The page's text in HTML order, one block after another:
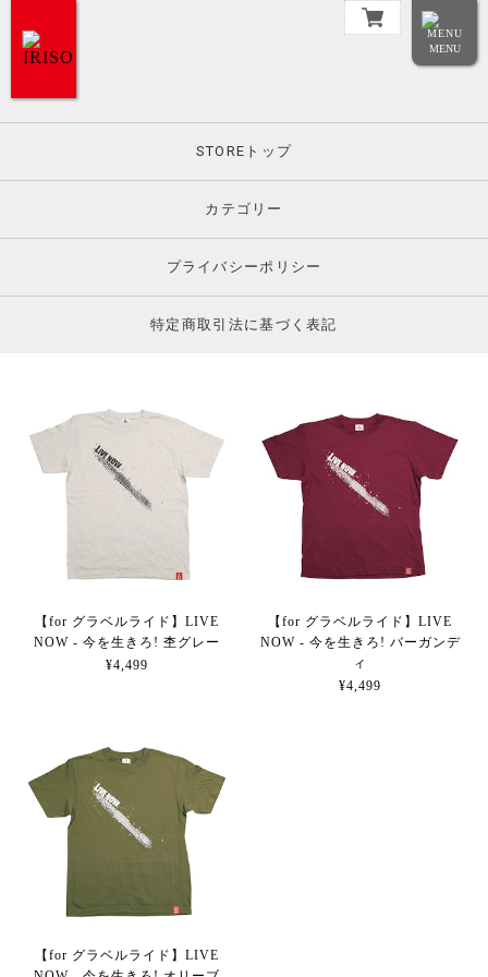
MENU
STOREトップ
カテゴリー
プライバシーポリシー
特定商取引法に基づく表記
【for グラベルライド】LIVE
NOW - 今を生きろ! 杢グレー
¥4,499
【for グラベルライド】LIVE
NOW - 今を生きろ! バーガンデ
ィ
¥4,499
【for グラベルライド】LIVE